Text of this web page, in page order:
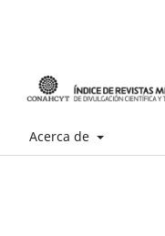
Acerca de